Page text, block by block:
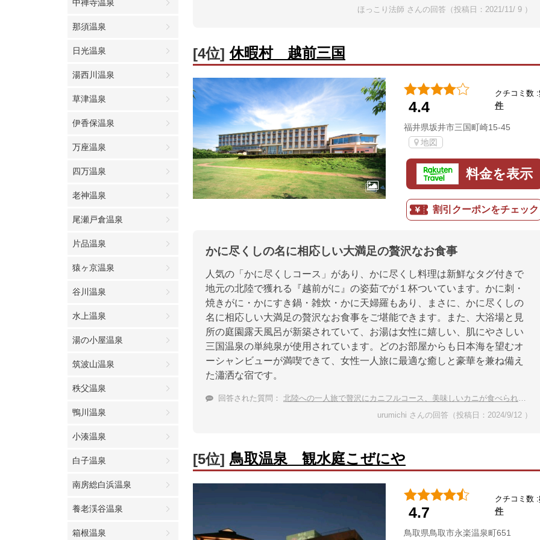
中禅寺温泉
那須温泉
日光温泉
湯西川温泉
草津温泉
伊香保温泉
万座温泉
四万温泉
老神温泉
尾瀬戸倉温泉
片品温泉
猿ヶ京温泉
谷川温泉
水上温泉
湯の小屋温泉
筑波山温泉
秩父温泉
鴨川温泉
小湊温泉
白子温泉
南房総白浜温泉
養老渓谷温泉
箱根温泉
ほっこり法師 さんの回答（投稿日：2021/11/ 9 ）
[4位] 休暇村 越前三国
4.4
クチコミ数 :
件
福井県坂井市三国町崎15-45
地図
料金を表示
割引クーポンをチェック
かに尽くしの名に相応しい大満足の贅沢なお食事
人気の「かに尽くしコース」があり、かに尽くし料理は新鮮なタグ付きで
地元の北陸で獲れる『越前がに』の姿茹でが１杯ついています。かに刺・
焼きがに・かにすき鍋・雑炊・かに天婦羅もあり、まさに、かに尽くしの
名に相応しい大満足の贅沢なお食事をご堪能できます。また、大浴場と見
所の庭園露天風呂が新築されていて、お湯は女性に嬉しい、肌にやさしい
三国温泉の単純泉が使用されています。どのお部屋からも日本海を望むオ
ーシャンビューが満喫できて、女性一人旅に最適な癒しと豪華を兼ね備え
た瀟洒な宿です。
回答された質問： 北陸への一人旅で贅沢にカニフルコース、美味しいカニが食べられるおすすめ宿は？
urumichi さんの回答（投稿日：2024/9/12 ）
[5位] 鳥取温泉 観水庭こぜにや
4.7
クチコミ数 :
件
鳥取県鳥取市永楽温泉町651